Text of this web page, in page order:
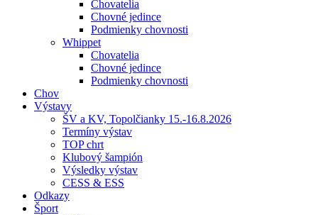
Chovatelia
Chovné jedince
Podmienky chovnosti
Whippet
Chovatelia
Chovné jedince
Podmienky chovnosti
Chov
Výstavy
ŠV a KV, Topolčianky 15.-16.8.2026
Termíny výstav
TOP chrt
Klubový šampión
Výsledky výstav
CESS & ESS
Odkazy
Šport